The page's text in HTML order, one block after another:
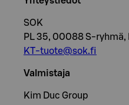
SOK
PL 35, 00088 S-ryhmä,
KT-tuote@sok.fi
Valmistaja
Kim Duc Group